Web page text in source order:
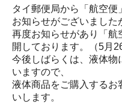
タイ郵便局から「航空便
お知らせがございました
再度お知らせがあり「航
開しております。（5月
今後しばらくは、液体物
いますので、
液体商品をご購入するお
いします。